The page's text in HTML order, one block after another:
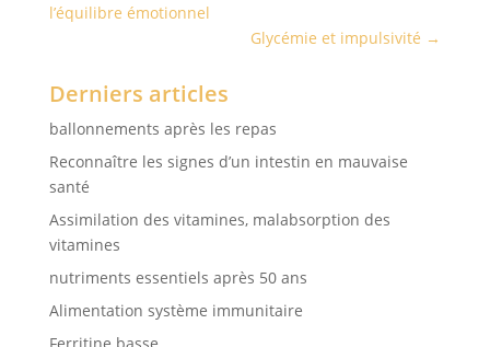
l’équilibre émotionnel
Glycémie et impulsivité →
Derniers articles
ballonnements après les repas
Reconnaître les signes d’un intestin en mauvaise
santé
Assimilation des vitamines, malabsorption des
vitamines
nutriments essentiels après 50 ans
Alimentation système immunitaire
Ferritine basse